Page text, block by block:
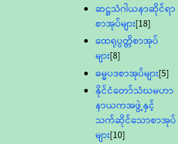
ဆဋ္ဌသံဂါယနာဆိုင်ရာ
စာအုပ်များ[18]
ထေရုပ္ပတ္တိစာအုပ်
များ[8]
ဓမ္မပဒစာအုပ်များ[5]
နိုင်ငံတော်သံဃမဟာ
နာယကအဖွဲ့နှင့်
သက်ဆိုင်သောစာအုပ်
များ[10]